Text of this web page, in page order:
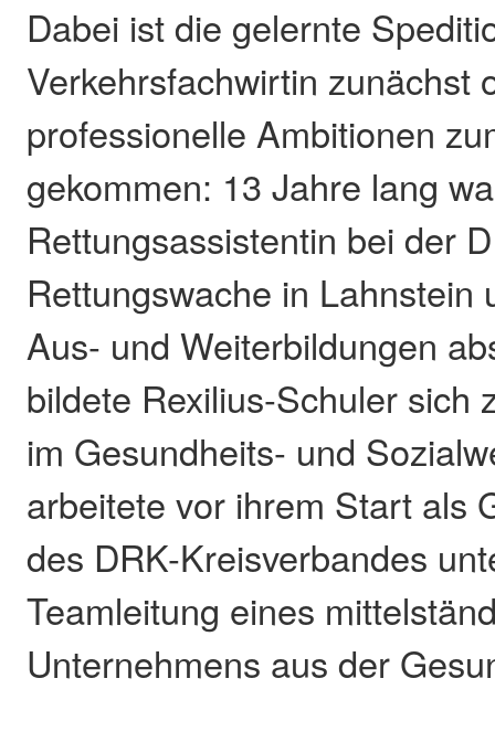
Dabei ist die gelernte
Verkehrsfachwirtin zunächst
professionelle Ambitionen
gekommen: 13 Jahre lang
Rettungsassistentin bei der
Rettungswache in Lahnstein
Aus- und Weiterbildungen
bildete Rexilius-Schuler sich
im Gesundheits- und
arbeitete vor ihrem Start als
des DRK-Kreisverbandes
Teamleitung eines
Unternehmens aus der